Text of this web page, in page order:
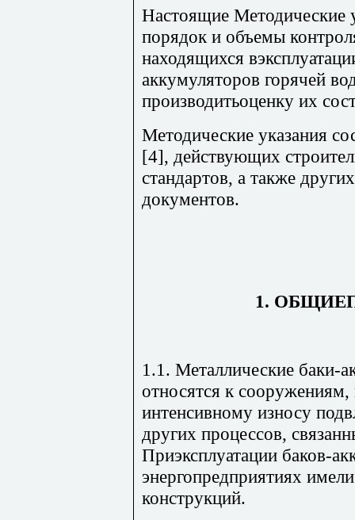
Настоящие Методические
порядок и объемы
находящихся
аккумуляторов горячей
производитьоценку их
Методические указания
[4], действующих
стандартов, а также
документов.
1.
1.1. Металлические баки-
относятся к
интенсивному износу
других процессов,
Приэксплуатации баков-
энергопредприятиях
конструкций.